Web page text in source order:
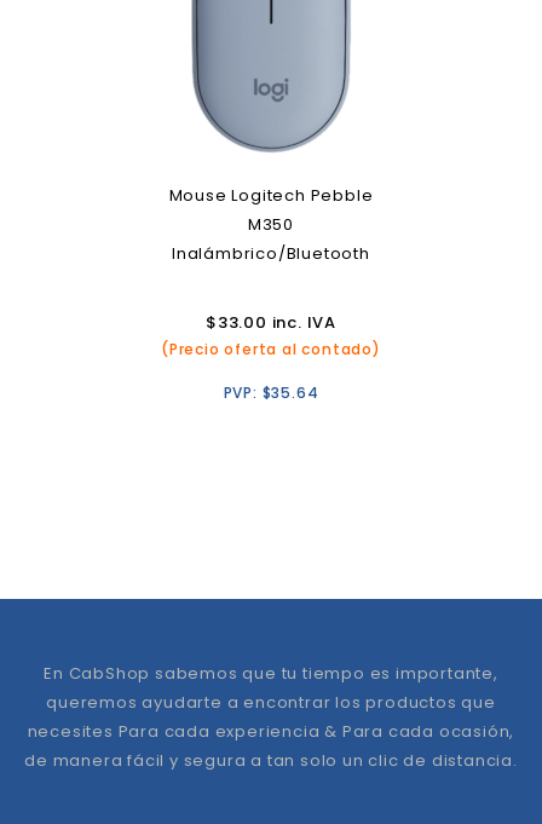
Mouse Logitech Pebble
M350
Inalámbrico/Bluetooth
$33.00 inc. IVA
(Precio oferta al contado)
PVP: $35.64
En CabShop sabemos que tu tiempo es importante,
queremos ayudarte a encontrar los productos que
necesites Para cada experiencia & Para cada ocasión,
de manera fácil y segura a tan solo un clic de distancia.